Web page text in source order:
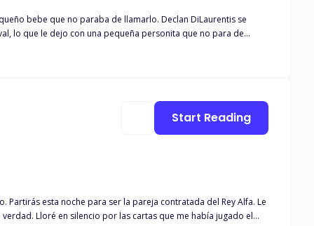
paraba de llamarlo. Declan DiLaurentis se
lo que le dejo con una pequeña personita que no para de
jugado el
Start Reading